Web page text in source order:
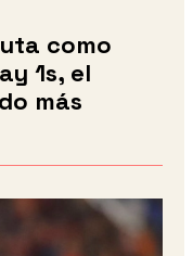
como
1s, el
más